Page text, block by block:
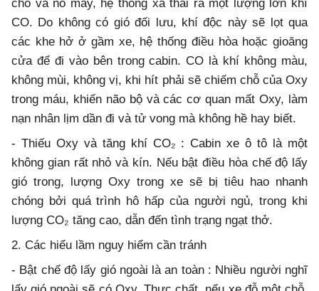
chỗ và nổ máy, hệ thống xả thải ra một lượng lớn khí
CO. Do không có gió đối lưu, khí độc này sẽ lọt qua
các khe hở ở gầm xe, hệ thống điều hòa hoặc gioăng
cửa để đi vào bên trong cabin. CO là khí không màu,
không mùi, không vị, khi hít phải sẽ chiếm chỗ của Oxy
trong máu, khiến não bộ và các cơ quan mất Oxy, làm
nạn nhân lịm dần đi và tử vong mà không hề hay biết.
- Thiếu Oxy và tăng khí CO₂ : Cabin xe ô tô là một
không gian rất nhỏ và kín. Nếu bật điều hòa chế độ lấy
gió trong, lượng Oxy trong xe sẽ bị tiêu hao nhanh
chóng bởi quá trình hô hấp của người ngủ, trong khi
lượng CO₂ tăng cao, dẫn đến tình trạng ngạt thở.
2. Các hiểu lầm nguy hiểm cần tránh
- Bật chế độ lấy gió ngoài là an toàn : Nhiều người nghĩ